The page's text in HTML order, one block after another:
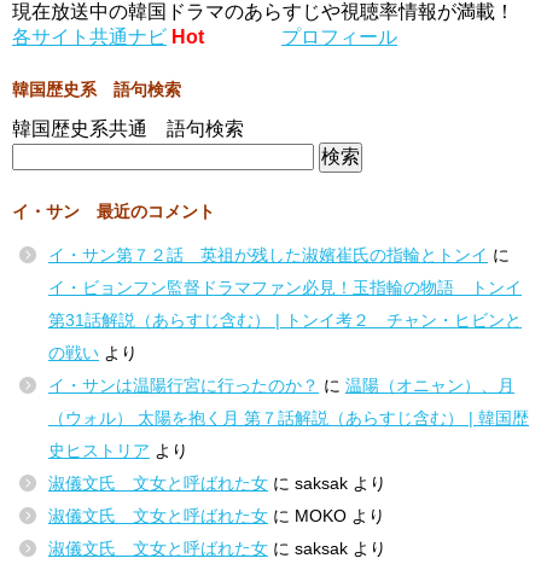
現在放送中の韓国ドラマのあらすじや視聴率情報が満載！
各サイト共通ナビ Hot プロフィール
韓国歴史系 語句検索
韓国歴史系共通 語句検索
イ・サン 最近のコメント
イ・サン第７２話 英祖が残した淑嬪崔氏の指輪とトンイ に
イ・ビョンフン監督ドラマファン必見！玉指輪の物語 トンイ
第31話解説（あらすじ含む） | トンイ考２ チャン・ヒビンと
の戦い より
イ・サンは温陽行宮に行ったのか？ に 温陽（オニャン）、月
（ウォル） 太陽を抱く月 第７話解説（あらすじ含む） | 韓国歴
史ヒストリア より
淑儀文氏 文女と呼ばれた女 に saksak より
淑儀文氏 文女と呼ばれた女 に MOKO より
淑儀文氏 文女と呼ばれた女 に saksak より